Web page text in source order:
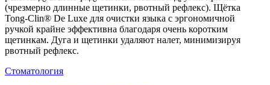
(чрезмерно длинные щетинки, рвотный рефлекс). Щётка
Tong-Clin® De Luxe для очистки языка с эргономичной
ручкой крайне эффективна благодаря очень коротким
щетинкам. Дуга и щетинки удаляют налет, минимизируя
рвотный рефлекс.
Стоматология